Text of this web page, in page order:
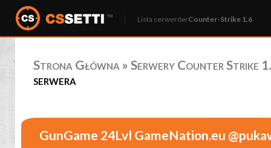
Lista serwerów Counter-Strike 1.6
Strona Główna » Serwery Counter Strike
serwera
GunGame 24Lvl GameNation.eu